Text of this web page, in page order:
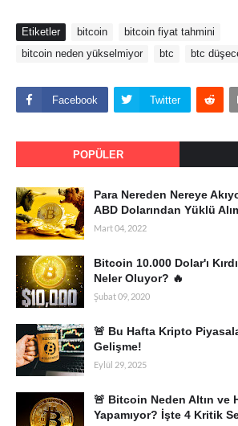
Etiketler bitcoin
bitcoin fiyat tahmini
bitcoin neden yükselmiyor
btc btc
Facebook Twitter
POPÜLER
Para Nereden Nereye
ABD Dolarından Yüklü
Mart 04, 2022
Bitcoin 10.000 Dolar'ı
Neler Oluyor? 🔥
Şubat 09, 2020
🚨 Bu Hafta Kripto
Gelişme!
Eylül 29, 2025
🚨 Bitcoin Neden Altın ve
Yapamıyor? İşte 4 Kritik